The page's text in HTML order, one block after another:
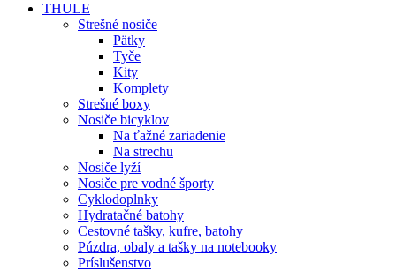
THULE
Strešné nosiče
Pätky
Tyče
Kity
Komplety
Strešné boxy
Nosiče bicyklov
Na ťažné zariadenie
Na strechu
Nosiče lyží
Nosiče pre vodné športy
Cyklodoplnky
Hydratačné batohy
Cestovné tašky, kufre, batohy
Púzdra, obaly a tašky na notebooky
Príslušenstvo